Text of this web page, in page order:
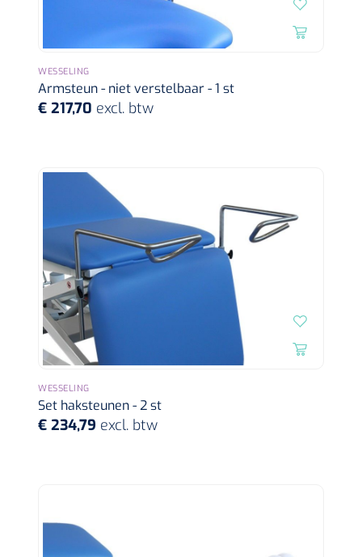
Nierbekken
Wondreinigers
WESSELING
Armsteun - niet verstelbaar - 1 st
€ 217,70 excl. btw
WESSELING
Set haksteunen - 2 st
€ 234,79 excl. btw